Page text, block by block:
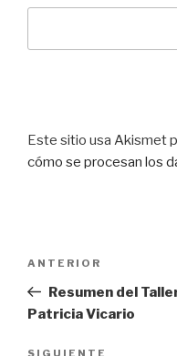
Este sitio usa Akismet
cómo se procesan los
entradas
Entrada
anterior:
ANTERIOR
Resumen del
Patricia Vicario